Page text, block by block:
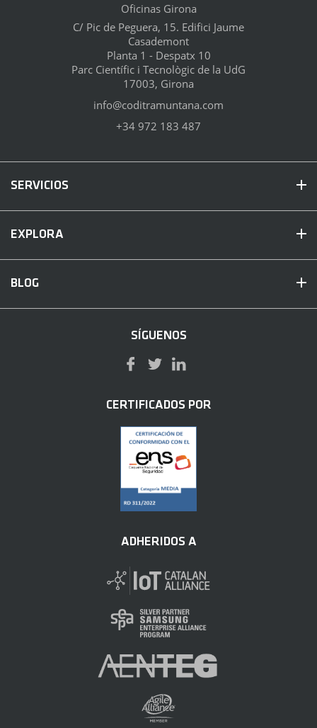
Oficinas Girona
C/ Pic de Peguera, 15. Edifici Jaume
Casademont
Planta 1 - Despatx 10
Parc Científic i Tecnològic de la UdG
17003, Girona
info@coditramuntana.com
+34 972 183 487
SERVICIOS
EXPLORA
BLOG
SÍGUENOS
CERTIFICADOS POR
ADHERIDOS A